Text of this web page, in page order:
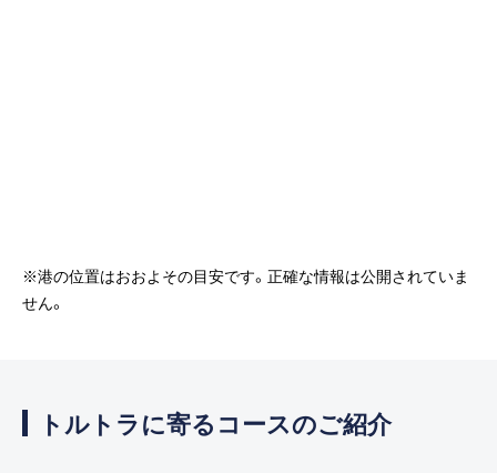
※港の位置はおおよその目安です。正確な情報は公開されていま
せん。
トルトラに寄るコースのご紹介